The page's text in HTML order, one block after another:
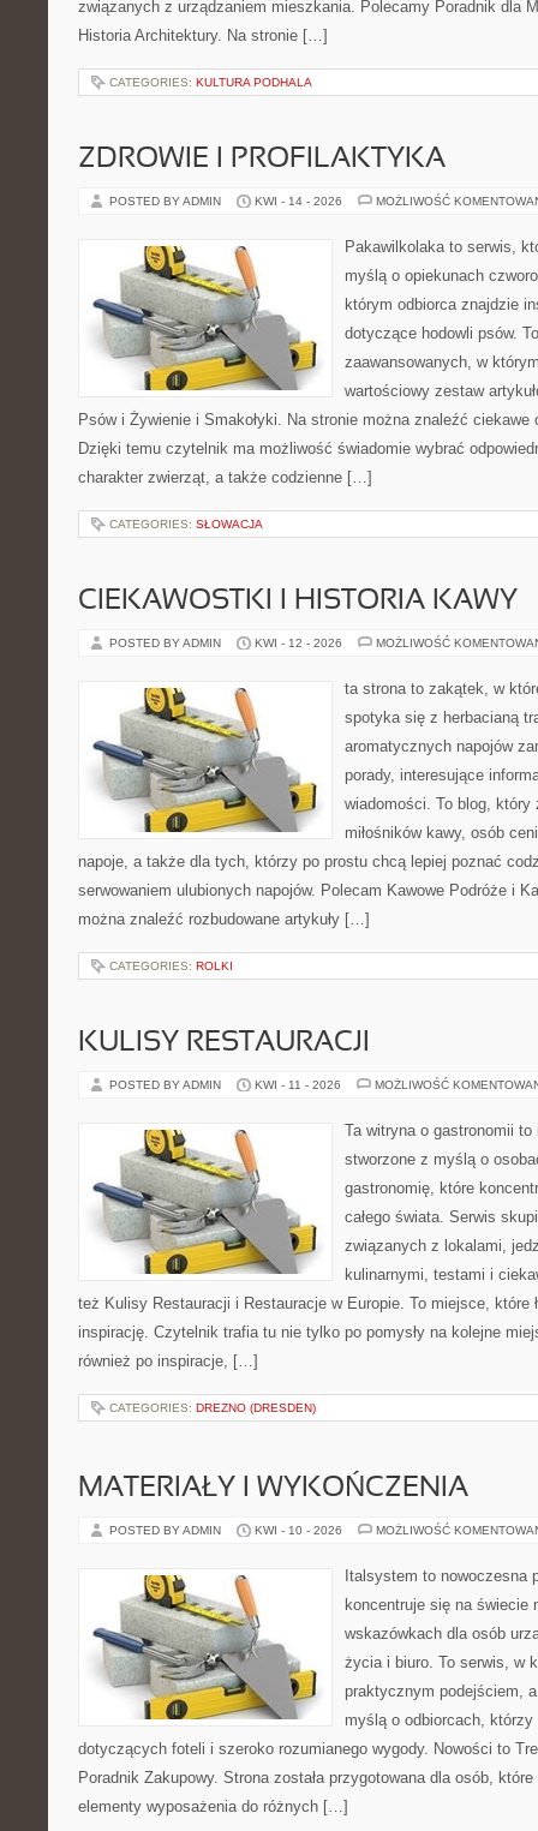
związanych z urządzaniem mieszkania. Polecamy Poradnik dla
Historia Architektury. Na stronie […]
CATEGORIES: KULTURA PODHALA
ZDROWIE I PROFILAKTYKA
POSTED BY ADMIN KWI - 14 - 2026 MOŻLIWOŚĆ
Pakawilkolaka to serwis,
myślą o opiekunach
którym odbiorca znajdzie
dotyczące hodowli psów.
zaawansowanych, w
wartościowy zestaw
Psów i Żywienie i Smakołyki. Na stronie można znaleźć ciekawe
Dzięki temu czytelnik ma możliwość świadomie wybrać
charakter zwierząt, a także codzienne […]
CATEGORIES: SŁOWACJA
CIEKAWOSTKI I HISTORIA KAWY
POSTED BY ADMIN KWI - 12 - 2026 MOŻLIWOŚĆ
ta strona to zakątek, w
spotyka się z herbacianą
aromatycznych napojów
porady, interesujące
wiadomości. To blog, który
miłośników kawy, osób
napoje, a także dla tych, którzy po prostu chcą lepiej poznać
serwowaniem ulubionych napojów. Polecam Kawowe Podróże i
można znaleźć rozbudowane artykuły […]
CATEGORIES: ROLKI
KULISY RESTAURACJI
POSTED BY ADMIN KWI - 11 - 2026 MOŻLIWOŚĆ
Ta witryna o gastronomii
stworzone z myślą o
gastronomię, które
całego świata. Serwis
związanych z lokalami,
kulinarnymi, testami i
też Kulisy Restauracji i Restauracje w Europie. To miejsce, które
inspirację. Czytelnik trafia tu nie tylko po pomysły na kolejne
również po inspiracje, […]
CATEGORIES: DREZNO (DRESDEN)
MATERIAŁY I WYKOŃCZENIA
POSTED BY ADMIN KWI - 10 - 2026 MOŻLIWOŚĆ
Italsystem to nowoczesna
koncentruje się na świecie
wskazówkach dla osób
życia i biuro. To serwis, w
praktycznym podejściem,
myślą o odbiorcach,
dotyczących foteli i szeroko rozumianego wygody. Nowości to
Poradnik Zakupowy. Strona została przygotowana dla osób,
elementy wyposażenia do różnych […]